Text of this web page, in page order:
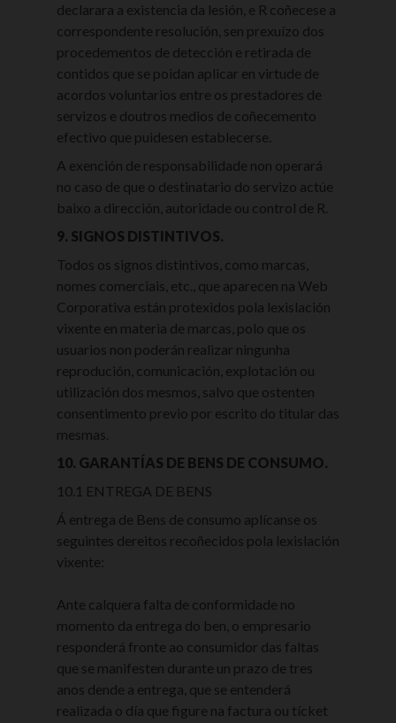
declarara a existencia da lesión, e R coñecese a
correspondente resolución, sen prexuízo dos
procedementos de detección e retirada de
contidos que se poidan aplicar en virtude de
acordos voluntarios entre os prestadores de
servizos e doutros medios de coñecemento
efectivo que puidesen establecerse.
A exención de responsabilidade non operará
no caso de que o destinatario do servizo actúe
baixo a dirección, autoridade ou control de R.
9. SIGNOS DISTINTIVOS.
Todos os signos distintivos, como marcas,
nomes comerciais, etc., que aparecen na Web
Corporativa están protexidos pola lexislación
vixente en materia de marcas, polo que os
usuarios non poderán realizar ningunha
reprodución, comunicación, explotación ou
utilización dos mesmos, salvo que ostenten
consentimento previo por escrito do titular das
mesmas.
10. GARANTÍAS DE BENS DE CONSUMO.
10.1 ENTREGA DE BENS
Á entrega de Bens de consumo aplícanse os
seguintes dereitos recoñecidos pola lexislación
vixente:
Ante calquera falta de conformidade no
momento da entrega do ben, o empresario
responderá fronte ao consumidor das faltas
que se manifesten durante un prazo de tres
anos dende a entrega, que se entenderá
realizada o día que figure na factura ou tícket